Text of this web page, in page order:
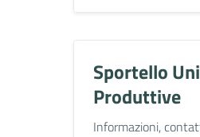
Sportello
Produttive
Informazioni,